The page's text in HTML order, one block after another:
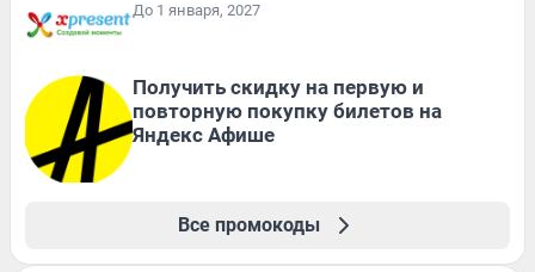
До 1 января, 2027
Получить скидку на первую и
повторную покупку билетов на
Яндекс Афише
Все промокоды